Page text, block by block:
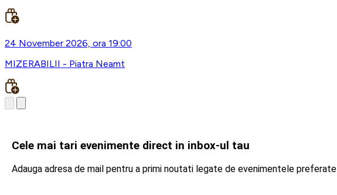
24 November 2026, ora 19:00
MIZERABILII - Piatra Neamt
Cele mai tari evenimente direct in inbox-ul tau
Adauga adresa de mail pentru a primi noutati legate de evenimentele preferate